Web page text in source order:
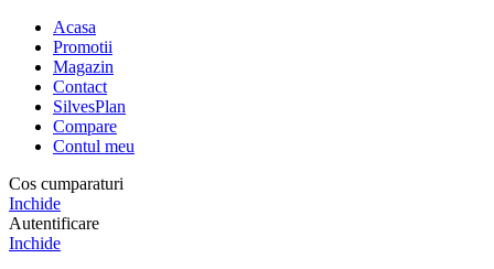
Acasa
Promotii
Magazin
Contact
SilvesPlan
Compare
Contul meu
Cos cumparaturi
Inchide
Autentificare
Inchide